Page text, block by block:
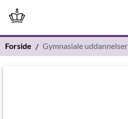
Forside Gymnasiale uddannelser